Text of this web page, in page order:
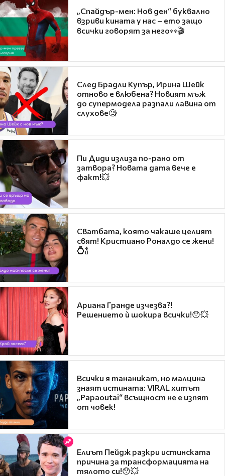
„Спайдър-мен: Нов ден“ буквално
взриви кината у нас – ето защо
всички говорят за него👀🎬
След Брадли Купър, Ирина Шейк
отново е влюбена? Новият мъж
до супермодела разпали лавина от
слухове🧐
Пи Диди излиза по-рано от
затвора? Новата дата вече е
факт!💥
Сватбата, която чакаше целият
свят! Кристиано Роналдо се жени!
💍🍾
Ариана Гранде изчезва?!
Решението ѝ шокира всички!😯💥
Всички я тананикат, но малцина
знаят истината: VIRAL хитът
„Papaoutai“ всъщност не е изпят
от човек!
Елиът Пейдж разкри истинската
причина за трансформацията на
тялото си!😯💥